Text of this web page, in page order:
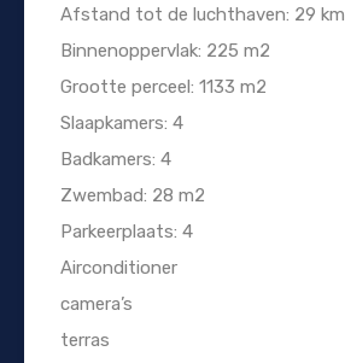
Afstand tot de luchthaven: 29 km
Binnenoppervlak: 225 m2
Grootte perceel: 1133 m2
Slaapkamers: 4
Badkamers: 4
Zwembad: 28 m2
Parkeerplaats: 4
Airconditioner
camera’s
terras